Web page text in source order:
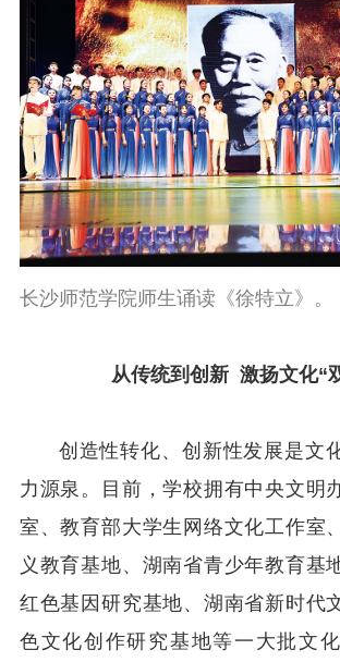
长沙师范学院师生诵读《徐特立》。
从传统到创新 激扬文化“
创造性转化、创新性发展是文
力源泉。目前，学校拥有中央文明
室、教育部大学生网络文化工作室
义教育基地、湖南省青少年教育基
红色基因研究基地、湖南省新时代
色文化创作研究基地等一大批文